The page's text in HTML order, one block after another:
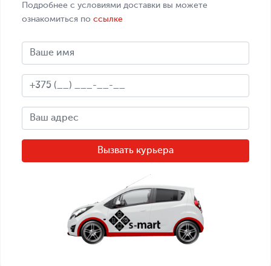
Подробнее с условиями доставки вы можете
ознакомиться по ссылке